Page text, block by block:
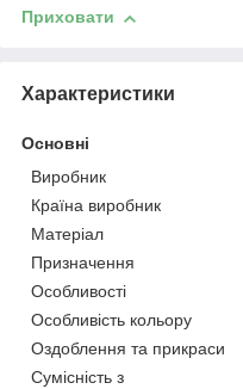
Приховати
Характеристики
Основні
Виробник
Країна виробник
Матеріал
Призначення
Особливості
Особливість кольору
Оздоблення та прикраси
Сумісність з